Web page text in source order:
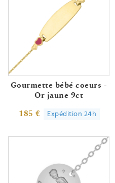
Gourmette bébé coeurs -
Or jaune 9ct
185 € Expédition 24h